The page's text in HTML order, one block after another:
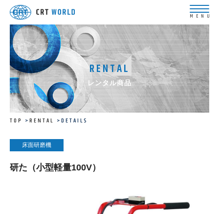
RENTAL
レンタル商品
TOP RENTAL DETAILS
床面研磨機
研た（小型軽量100V）